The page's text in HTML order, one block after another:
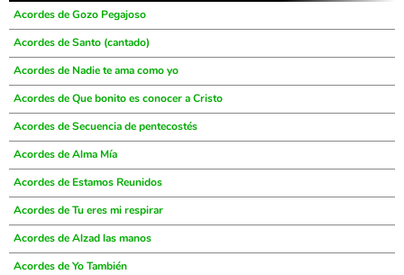
Acordes de Gozo Pegajoso
Acordes de Santo (cantado)
Acordes de Nadie te ama como yo
Acordes de Que bonito es conocer a Cristo
Acordes de Secuencia de pentecostés
Acordes de Alma Mía
Acordes de Estamos Reunidos
Acordes de Tu eres mi respirar
Acordes de Alzad las manos
Acordes de Yo También